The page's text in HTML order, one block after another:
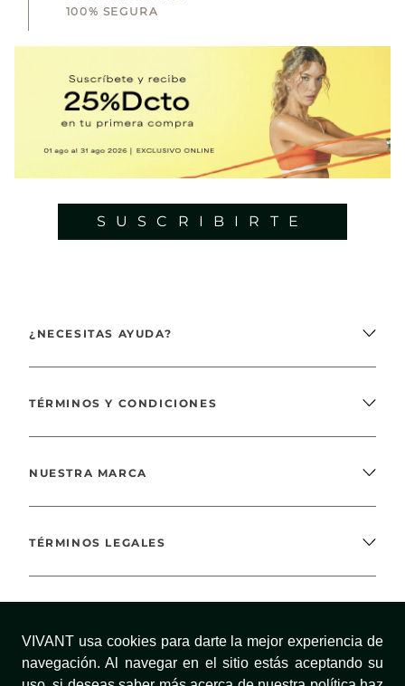
VIVANT usa cookies para darte la mejor experiencia de
navegación. Al navegar en el sitio estás aceptando su
100% SEGURA
SUSCRIBIRTE
¿NECESITAS AYUDA?
TÉRMINOS Y CONDICIONES
NUESTRA MARCA
TÉRMINOS LEGALES